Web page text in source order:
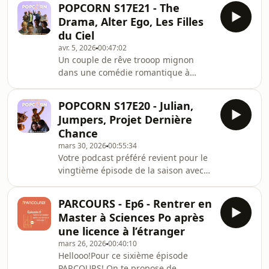
présentée par Enora et Jul
cœur : le cinéma de TurquieÀ
l’occasion du 23 ème festival du
cinéma de Turquie qui s’est tenu à
Paris il y a un peu moins d’un mois, ils
vous proposent dans cet épisode une
analyse de la programmation, entre
regards critiques, coups de
projecteur et découvertes
POPCORN S17E21 - The
Drama, Alter Ego, Les Filles
du Ciel
avr. 5, 202600:47:02
Un couple de rêve trooop mignon
dans une comédie romantique à
(avec et sans cheveux) et un film sur
la sororité... trois films que
l&#39;équipe de PopCorn vous
recommande !Au programme :- The
Drama, Kristoffer Borgli- Alter Ego,
Nicolas et Bruno- Les Filles du Ciel,
Bérangère McNeeseEt à la fin, les
coups de cœur de l&#39;
POPCORN S17E20 - Julian,
Jumpers, Projet Dernière
Chance
mars 30, 202600:55:34
Votre podcast préféré revient pour le
vingtième épisode de la saison avec
belle et triste histoire d&#39;un
couple lesbien se mariant dans tous
les pays où elles le peuvent- Jumpers
de Daniel Chong : Le dernier Pixar qui
parle d&#39;écologie avec des castors
PARCOURS - Ep6 - Rentrer en
Master à Sciences Po après
une licence à l’étranger
mars 26, 202600:40:10
Hellooo!Pour ce sixième épisode